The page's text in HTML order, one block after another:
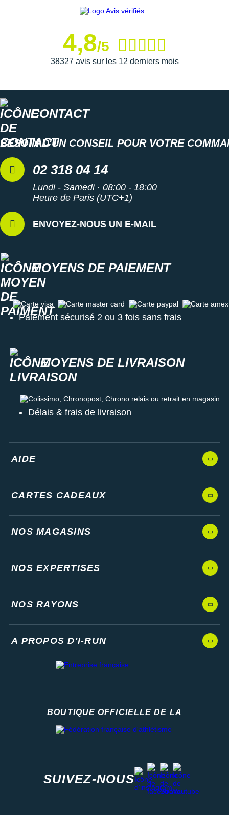
4,8/5
38327 avis sur les 12 derniers mois
CONTACT
BESOIN D'UN CONSEIL POUR VOTRE
02 318 04 14
Lundi - Samedi · 08:00 - 18:00
Heure de Paris (UTC+1)
ENVOYEZ-NOUS UN E-MAIL
MOYENS DE PAIEMENT
Carte visa Carte master card Carte paypal Carte amex
Paiement sécurisé 2 ou 3 fois sans frais
MOYENS DE LIVRAISON
Colissimo, Chronopost, Chrono relais ou retrait en magasin
Délais & frais de livraison
AIDE
CARTES CADEAUX
NOS MAGASINS
NOS EXPERTISES
NOS RAYONS
A PROPOS D'I-RUN
BOUTIQUE OFFICIELLE DE LA
SUIVEZ-NOUS
instagram
facebook
stravayoutube